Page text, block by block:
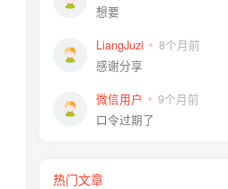
想要
LiangJuzi 8个月前
感谢分享
微信用户 9个月前
口令过期了
热门文章